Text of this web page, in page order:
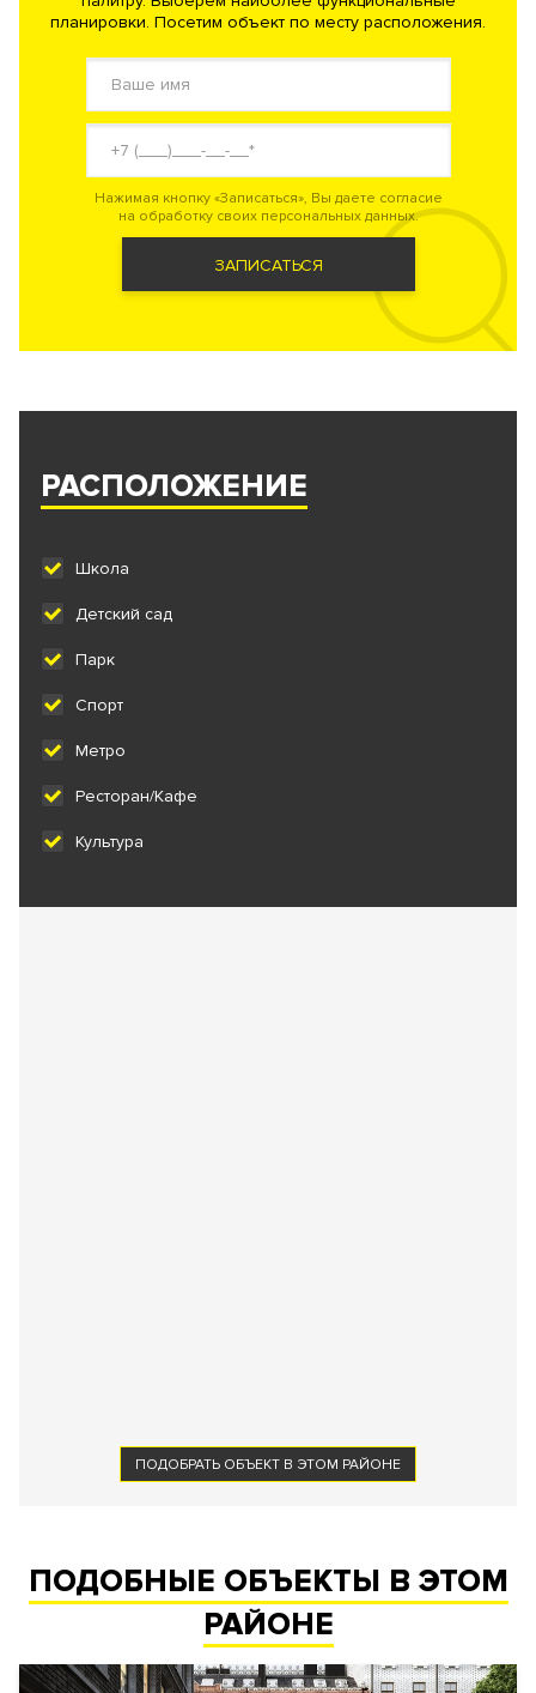
планировки. Посетим объект по месту расположения.
Нажимая кнопку «Записаться», Вы даете согласие
на обработку своих персональных данных.
ЗАПИСАТЬСЯ
РАСПОЛОЖЕНИЕ
Школа
Детский сад
Парк
Спорт
Метро
Ресторан/Кафе
Культура
ПОДОБРАТЬ ОБЪЕКТ В ЭТОМ РАЙОНЕ
ПОДОБНЫЕ ОБЪЕКТЫ В ЭТОМ
РАЙОНЕ